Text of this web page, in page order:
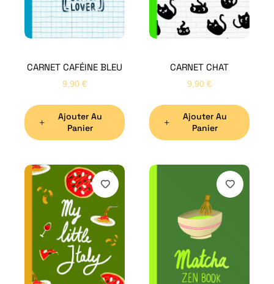
CARNET CAFÉINE BLEU
9,90 €
Ajouter Au
Panier
CARNET CHAT
9,90 €
Ajouter Au
Panier